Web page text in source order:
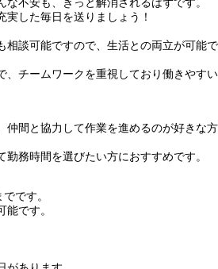
した毎日を送りましょう！
相談可能ですので、生活との両立が可能で
、チームワークを重視しており働きやすい
仲間と協力して作業を進めるのが好きな方
勤務時間を選びたい方におすすめです。
です。
能です。